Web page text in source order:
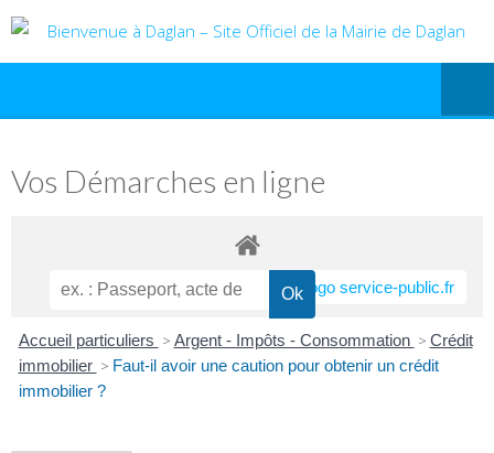
Vos Démarches en ligne
Accueil particuliers > Argent - Impôts - Consommation > Crédit
immobilier > Faut-il avoir une caution pour obtenir un crédit
immobilier ?